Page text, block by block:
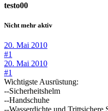
testo00
Nicht mehr aktiv
20. Mai 2010
#1
20. Mai 2010
#1
Wichtigste Ausrüstung:
--Sicherheitshelm
--Handschuhe
--Wasserdichte und Trittsichere